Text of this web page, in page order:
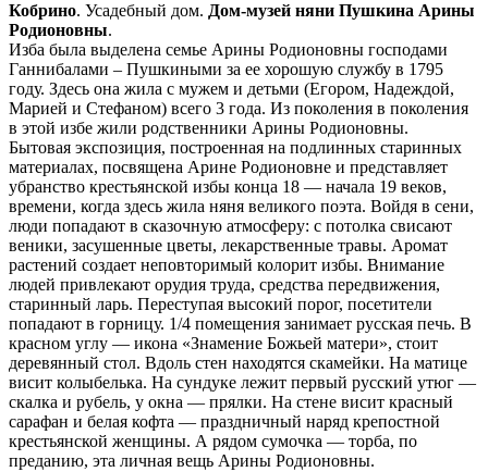
Кобрино. Усадебный дом. Дом-музей няни Пушкина Арины
Родионовны.
Изба была выделена семье Арины Родионовны господами
Ганнибалами – Пушкиными за ее хорошую службу в 1795
году. Здесь она жила с мужем и детьми (Егором, Надеждой,
Марией и Стефаном) всего 3 года. Из поколения в поколения
в этой избе жили родственники Арины Родионовны.
Бытовая экспозиция, построенная на подлинных старинных
материалах, посвящена Арине Родионовне и представляет
убранство крестьянской избы конца 18 — начала 19 веков,
времени, когда здесь жила няня великого поэта. Войдя в сени,
люди попадают в сказочную атмосферу: с потолка свисают
веники, засушенные цветы, лекарственные травы. Аромат
растений создает неповторимый колорит избы. Внимание
людей привлекают орудия труда, средства передвижения,
старинный ларь. Переступая высокий порог, посетители
попадают в горницу. 1/4 помещения занимает русская печь. В
красном углу — икона «Знамение Божьей матери», стоит
деревянный стол. Вдоль стен находятся скамейки. На матице
висит колыбелька. На сундуке лежит первый русский утюг —
скалка и рубель, у окна — прялки. На стене висит красный
сарафан и белая кофта — праздничный наряд крепостной
крестьянской женщины. А рядом сумочка — торба, по
преданию, эта личная вещь Арины Родионовны.